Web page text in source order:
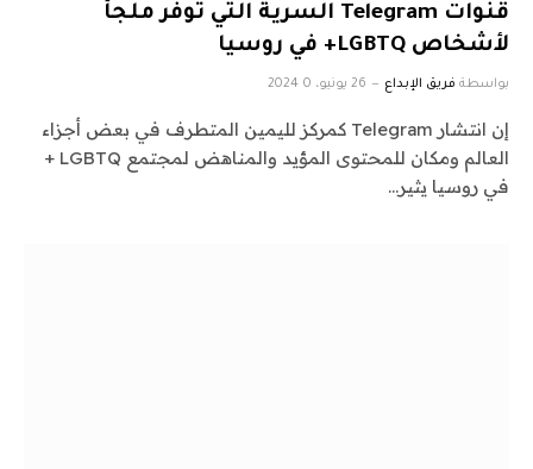
قنوات Telegram السرية التي توفر ملجأ
لأشخاص LGBTQ+ في روسيا
بواسطة فريق الإبداع 26 يونيو، 2024 0
إن انتشار Telegram كمركز لليمين المتطرف في بعض أجزاء
العالم ومكان للمحتوى المؤيد والمناهض لمجتمع LGBTQ +
في روسيا يثير…